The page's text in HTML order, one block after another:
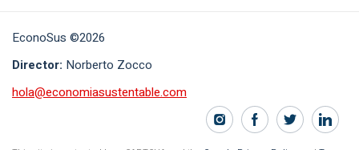
EconoSus ©2026
Director: Norberto Zocco
hola@economiasustentable.com